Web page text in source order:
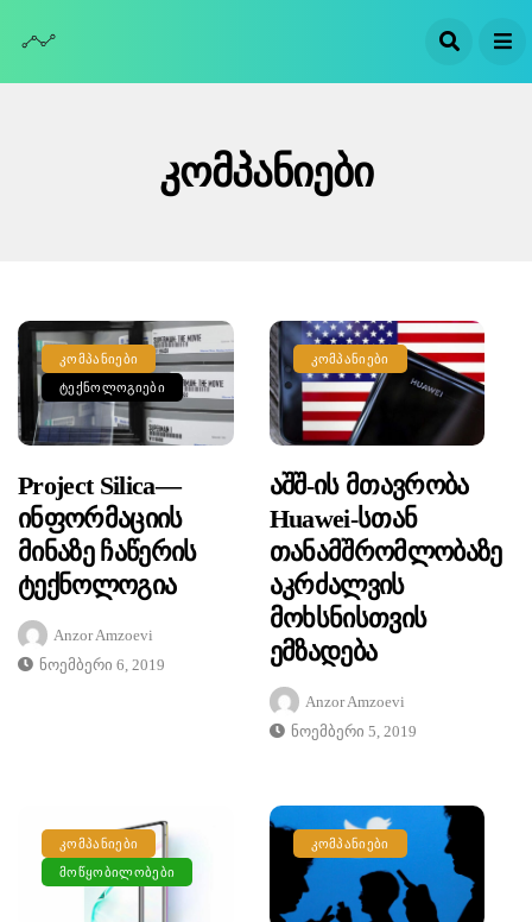
Კომპანიები
ᲙᲝᲛᲞᲐᲜᲘᲔᲑᲘ
ᲢᲔᲥᲜᲝᲚᲝᲒᲘᲔᲑᲘ
Project Silica—
Ინფორმაციის
Მინაზე Ჩაწერის
Ტექნოლოგია
Anzor Amzoevi
Ნოემბერი 6, 2019
ᲙᲝᲛᲞᲐᲜᲘᲔᲑᲘ
Აშშ-Ის Მთავრობა
Huawei-Სთან
Თანამშრომლობაზე
Აკრძალვის
Მოხსნისთვის
Ემზადება
Anzor Amzoevi
Ნოემბერი 5, 2019
ᲙᲝᲛᲞᲐᲜᲘᲔᲑᲘ
ᲛᲝᲬᲧᲝᲑᲘᲚᲝᲑᲔᲑᲘ
ᲙᲝᲛᲞᲐᲜᲘᲔᲑᲘ